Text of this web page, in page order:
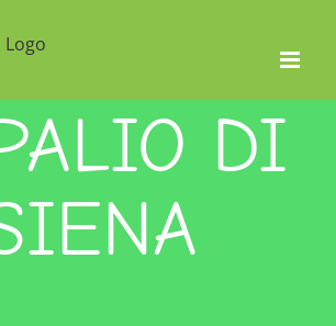
DI